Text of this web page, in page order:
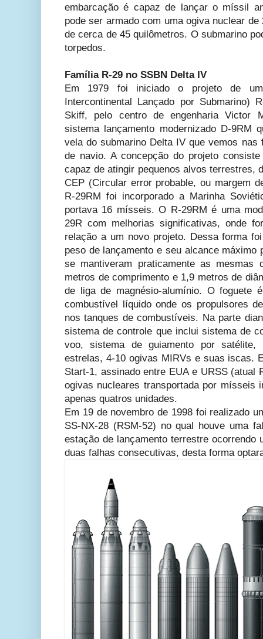
embarcação é capaz de lançar o míssil
pode ser armado com uma ogiva nuclear
de cerca de 45 quilômetros. O submarino
torpedos.
Família R-29 no SSBN Delta IV
Em 1979 foi iniciado o projeto de
Intercontinental Lançado por Submarino)
Skiff, pelo centro de engenharia Victor
sistema lançamento modernizado D-9RM
vela do submarino Delta IV que vemos
de navio. A concepção do projeto
capaz de atingir pequenos alvos terrestres,
CEP (Circular error probable, ou margem
R-29RM foi incorporado a Marinha
portava 16 mísseis. O R-29RM é uma
29R com melhorias significativas, onde
relação a um novo projeto. Dessa forma
peso de lançamento e seu alcance máximo
se mantiveram praticamente as mesmas
metros de comprimento e 1,9 metros de
de liga de magnésio-alumínio. O foguete
combustível líquido onde os propulsores
nos tanques de combustíveis. Na parte
sistema de controle que inclui sistema de
voo, sistema de guiamento por satélite,
estrelas, 4-10 ogivas MIRVs e suas iscas.
Start-1, assinado entre EUA e URSS (atual
ogivas nucleares transportada por mísseis
apenas quatros unidades.
Em 19 de novembro de 1998 foi realizado
SS-NX-28 (RSM-52) no qual houve uma
estação de lançamento terrestre ocorrendo
duas falhas consecutivas, desta forma